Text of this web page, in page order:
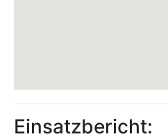
Einsatzbericht: